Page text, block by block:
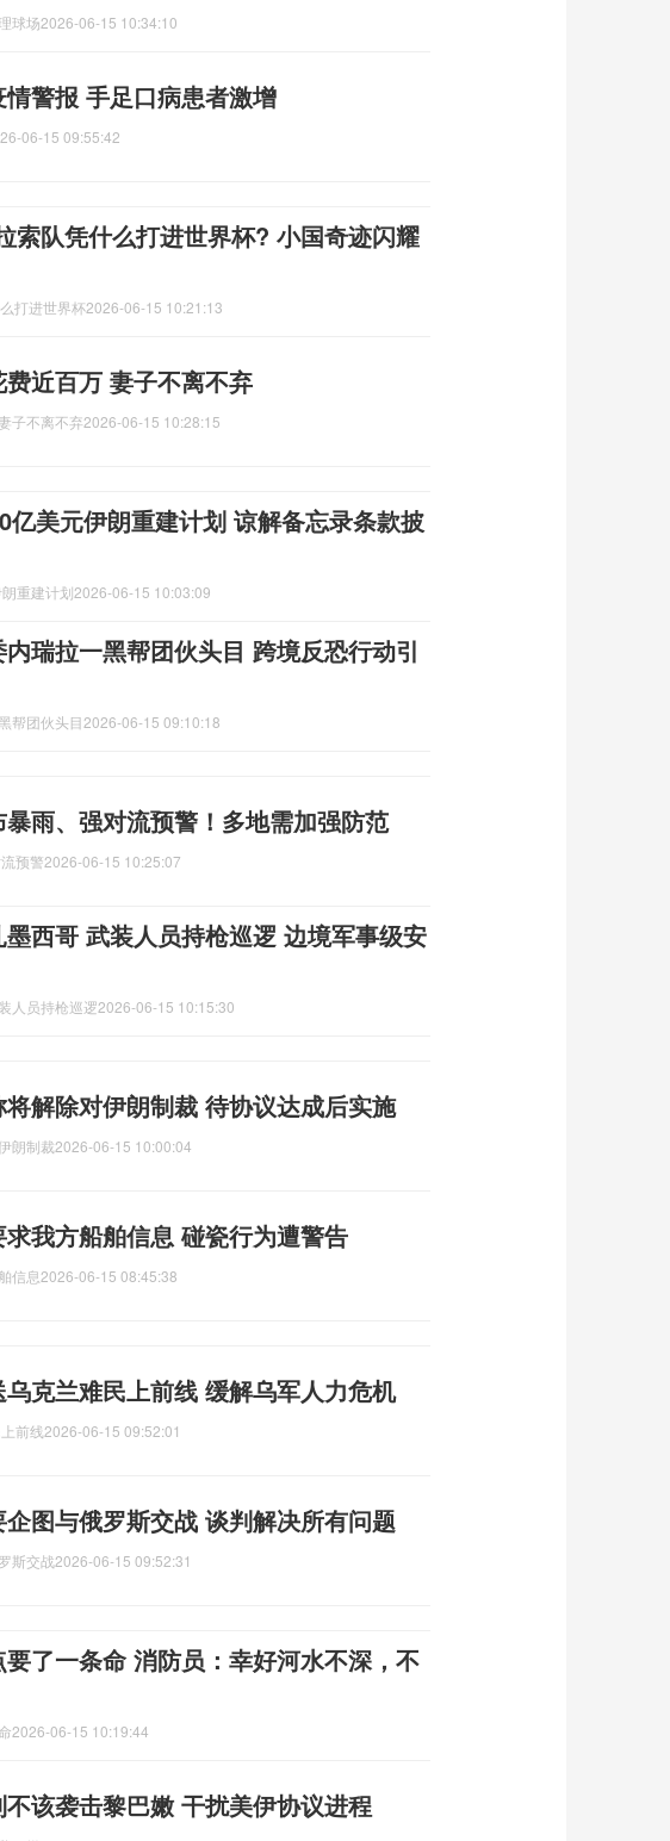
球场2026-06-15 10:34:10
警报 手足口病患者激增
06-15 09:55:42
索队凭什么打进世界杯? 小国奇迹闪耀
打进世界杯2026-06-15 10:21:13
近百万 妻子不离不弃
子不离不弃2026-06-15 10:28:15
亿美元伊朗重建计划 谅解备忘录条款披
重建计划2026-06-15 10:03:09
瑞拉一黑帮团伙头目 跨境反恐行动引
帮团伙头目2026-06-15 09:10:18
雨、强对流预警！多地需加强防范
预警2026-06-15 10:25:07
西哥 武装人员持枪巡逻 边境军事级安
人员持枪巡逻2026-06-15 10:15:30
解除对伊朗制裁 待协议达成后实施
朗制裁2026-06-15 10:00:04
我方船舶信息 碰瓷行为遭警告
信息2026-06-15 08:45:38
克兰难民上前线 缓解乌军人力危机
前线2026-06-15 09:52:01
图与俄罗斯交战 谈判解决所有问题
斯交战2026-06-15 09:52:31
了一条命 消防员：幸好河水不深，不
2026-06-15 10:19:44
该袭击黎巴嫩 干扰美伊协议进程